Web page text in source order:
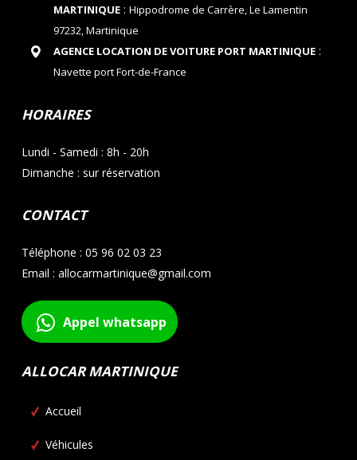
MARTINIQUE: Hippodrome de Carrère, Le Lamentin
97232, Martinique
AGENCE LOCATION DE VOITURE PORT MARTINIQUE:
Navette port Fort-de-France
HORAIRES
Lundi - Samedi : 8h - 20h
Dimanche : sur réservation
CONTACT
Téléphone : 05 96 02 03 23
Email : allocarmartinique@gmail.com
Appel whatsapp
ALLOCAR MARTINIQUE
Accueil
Véhicules